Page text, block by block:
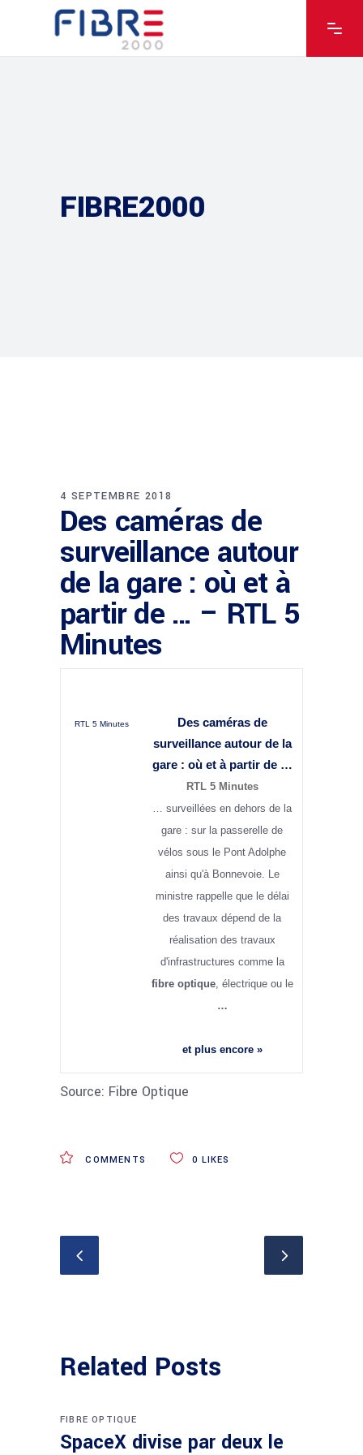
FIBRE2000
4 SEPTEMBRE 2018
Des caméras de
surveillance autour
de la gare : où et à
partir de … – RTL 5
Minutes
RTL 5 Minutes
Des caméras de
surveillance autour de la
gare : où et à partir de …
RTL 5 Minutes
… surveillées en dehors de la
gare : sur la passerelle de
vélos sous le Pont Adolphe
ainsi qu'à Bonnevoie. Le
ministre rappelle que le délai
des travaux dépend de la
réalisation des travaux
d'infrastructures comme la
fibre optique, électrique ou le
…
et plus encore »
Source: Fibre Optique
COMMENTS 0 LIKES
Related Posts
FIBRE OPTIQUE
SpaceX divise par deux le